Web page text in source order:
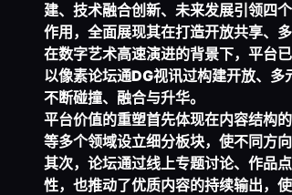
建、技术融合创新、未来发展引领四
作用，全面展现其在打造开放共享、
在数字艺术高速演进的背景下，平台
以像素论坛通DG视讯过构建开放、多
不断碰撞、融合与升华。
平台价值的重塑首先体现在内容结构
等多个领域设立细分板块，使不同方
其次，论坛通过线上专题讨论、作品
性，也推动了优质内容的持续输出，